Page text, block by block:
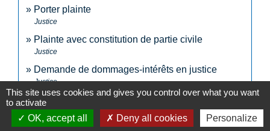
Porter plainte
Justice
Plainte avec constitution de partie civile
Justice
Demande de dommages-intérêts en justice
Justice
Victime d'infraction : indemnisation par le fonds de
garantie des victimes
Justice
This site uses cookies and gives you control over what you want
to activate
OK, accept all
Deny all cookies Personalize